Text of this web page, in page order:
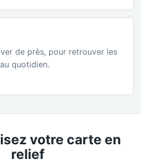
de près, pour retrouver les
quotidien.
votre carte en
relief